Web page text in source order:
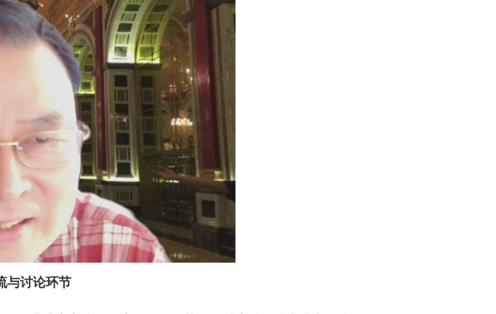
与讨论环节